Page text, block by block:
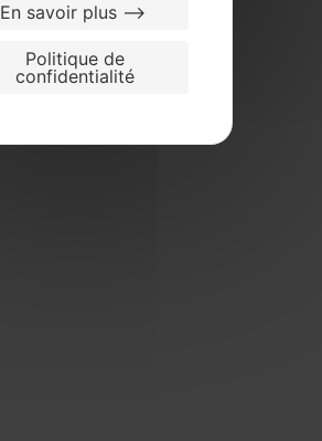
En savoir plus -->
Politique de
confidentialité